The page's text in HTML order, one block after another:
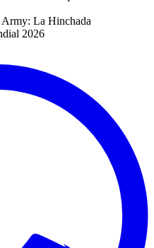
Army: La Hinchada
2026